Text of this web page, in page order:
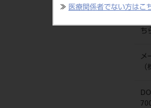
≫ 医療関係者でない方はこ
覧
ち
メ